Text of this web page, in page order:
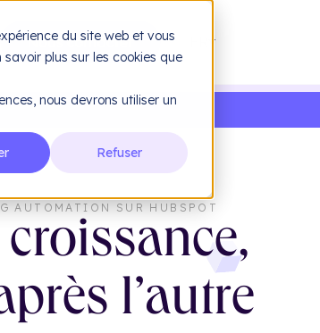
du site web et vous
plus sur les cookies que
nous devrons utiliser un
Refuser
AUTOMATION SUR HUBSPOT
l’autre